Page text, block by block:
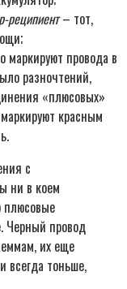
реципиент– тот,
провода в
разночтений,
«плюсовых»
красным
с
ни в коем
плюсовые
Черный провод
их еще
всегда тоньше,